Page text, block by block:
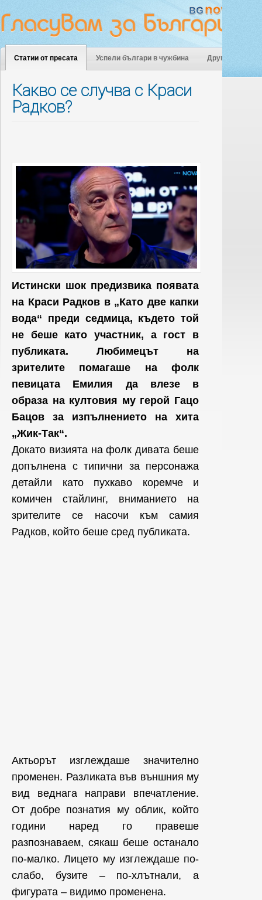
Статии от пресата Успели българи в чужбина Други
Какво се случва с Краси
Радков?
Истински шок предизвика появата
на Краси Радков в „Като две капки
вода“ преди седмица, където той
не беше като участник, а гост в
публиката. Любимецът на
зрителите помагаше на фолк
певицата Емилия да влезе в
образа на култовия му герой Гацо
Бацов за изпълнението на хита
„Жик-Так“.
Докато визията на фолк дивата беше
допълнена с типични за персонажа
детайли като пухкаво коремче и
комичен стайлинг, вниманието на
зрителите се насочи към самия
Радков, който беше сред публиката.
Актьорът изглеждаше значително
променен. Разликата във външния му
вид веднага направи впечатление.
От добре познатия му облик, който
години наред го правеше
разпознаваем, сякаш беше останало
по-малко. Лицето му изглеждаше по-
слабо, бузите – по-хлътнали, а
фигурата – видимо променена.